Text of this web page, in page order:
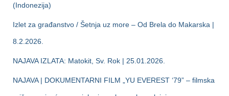
(Indonezija)
Izlet za građanstvo / Šetnja uz more – Od Brela do Makarska |
8.2.2026.
NAJAVA IZLATA: Matokit, Sv. Rok | 25.01.2026.
NAJAVA | DOKUMENTARNI FILM „YU EVEREST ‘79” – filmska